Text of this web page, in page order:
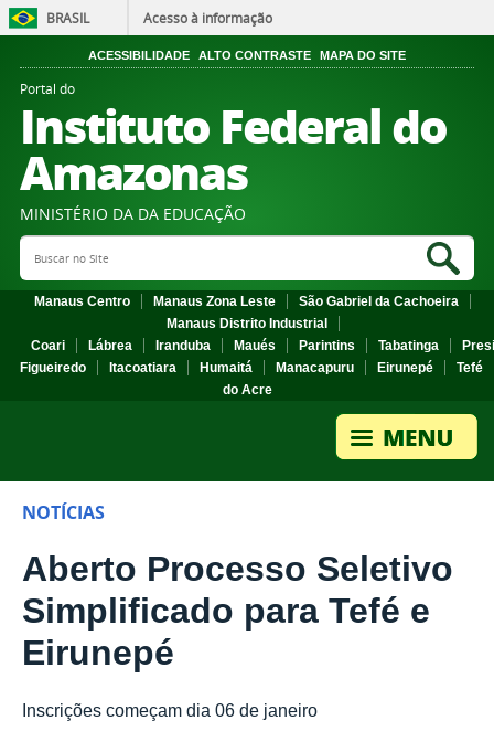
BRASIL Acesso à informação
ACESSIBILIDADE ALTO CONTRASTE MAPA DO SITE
Portal do
Instituto Federal do
Amazonas
MINISTÉRIO DA DA EDUCAÇÃO
Search Site
Manaus Centro Manaus Zona Leste
São Gabriel da Cachoeira
Manaus Distrito Industrial
Coari
Lábrea Iranduba Maués Parintins Tabatinga
Figueiredo
Itacoatiara Humaitá Manacapuru Eirunepé
Tefé
do Acre
NOTÍCIAS
Aberto Processo Seletivo
Simplificado para Tefé e
Eirunepé
Inscrições começam dia 06 de janeiro